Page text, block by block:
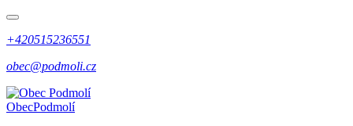
+420515236551
obec@podmoli.cz
ObecPodmolí